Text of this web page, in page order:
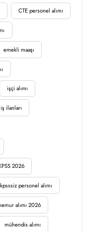
CTE personel alımı
emekli maaşı
işçi alımı
ilanları
2026
kpsssiz personel alımı
alımı 2026
mühendis alımı